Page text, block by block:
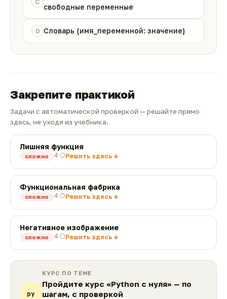
C
свободные переменные
D Словарь {имя_переменной: значение}
Закрепите практикой
Задачи с автоматической проверкой — решайте прямо
здесь, не уходя из учебника.
Лишняя функция
сложно 4 🌕Решить здесь ↓
Функциональная фабрика
сложно 4 🌕Решить здесь ↓
Негативное изображение
сложно 4 🌕Решить здесь ↓
py
КУРС ПО ТЕМЕ
Пройдите курс «Python с нуля» — по
шагам, с проверкой